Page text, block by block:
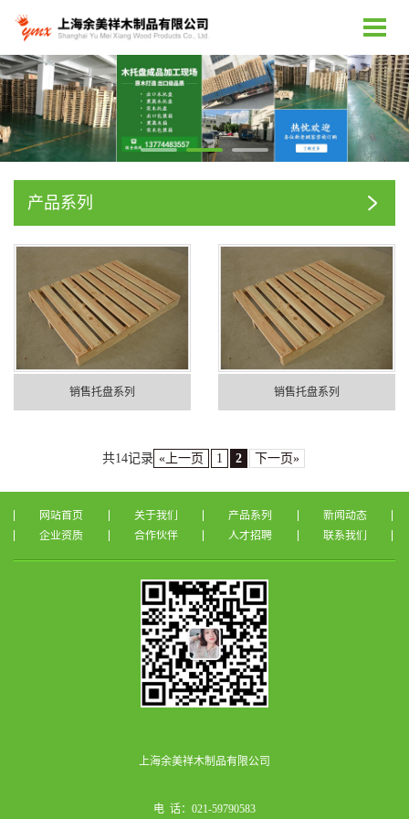
产品系列
销售托盘系列 销售托盘系列
共14记录 «上一页 1 2 下一页»
网站首页 关于我们 产品系列
新闻动态
企业资质
合作伙伴 人才招聘 联系我们
上海余美祥木制品有限公司
电 话：021-59790583